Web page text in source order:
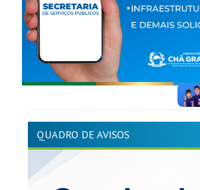
QUADRO DE AVISOS